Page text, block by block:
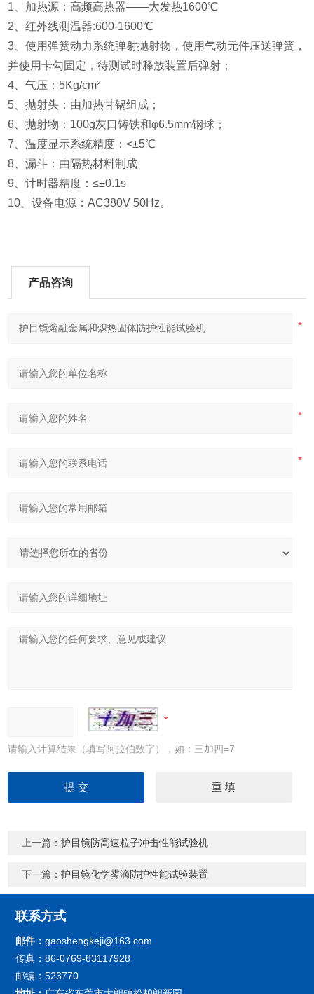
1、加热源：高频高热器——大发热1600℃
2、红外线测温器:600-1600℃
3、使用弹簧动力系统弹射抛射物，使用气动元件压送弹簧，
并使用卡勾固定，待测试时释放装置后弹射；
4、气压：5Kg/cm²
5、抛射头：由加热甘锅组成；
6、抛射物：100g灰口铸铁和φ6.5mm钢球；
7、温度显示系统精度：<±5℃
8、漏斗：由隔热材料制成
9、计时器精度：≤±0.1s
10、设备电源：AC380V 50Hz。
产品咨询
请输入计算结果（填写阿拉伯数字），如：三加四=7
上一篇：护目镜防高速粒子冲击性能试验机
下一篇：护目镜化学雾滴防护性能试验装置
联系方式
邮件：gaoshengkeji@163.com
传真：86-0769-83117928
邮编：523770